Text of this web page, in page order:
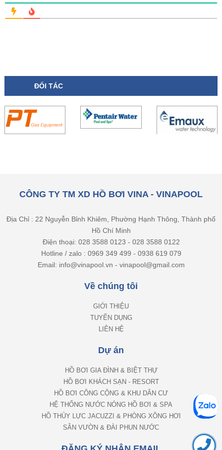
ĐỐI TÁC
CÔNG TY TM XD HỒ BƠI VINA - VINAPOOL
Địa Chỉ : 22 Nguyễn Bỉnh Khiêm, Phường Hạnh Thông, Thành phố
Hồ Chí Minh
Điện thoại: 028 3588 0123 - 028 3588 0122
Hotline / zalo : 0969 349 499 - 0938 619 079
Email: info@vinapool.vn - vinapool@gmail.com
Về chúng tôi
GIỚI THIỆU
TUYỂN DỤNG
LIÊN HỆ
Dự án
HỒ BƠI GIA ĐÌNH & BIỆT THỰ
HỒ BƠI KHÁCH SẠN - RESORT
HỒ BƠI CÔNG CỘNG & KHU DÂN CƯ
HỆ THỐNG NƯỚC NÓNG HỒ BƠI & SPA
HỒ THỦY LỰC JACUZZI & PHÒNG XÔNG HƠI
SÂN VƯỜN & ĐÀI PHUN NƯỚC